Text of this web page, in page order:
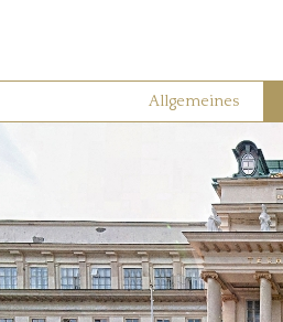
Allgemeines